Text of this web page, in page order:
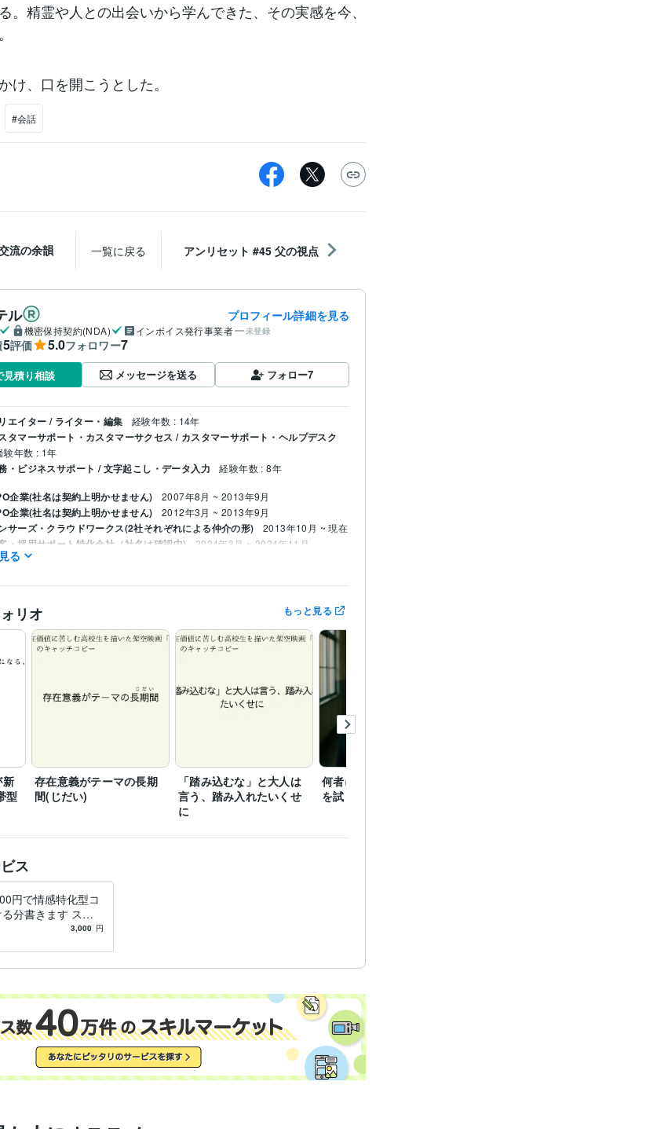
。精霊や人との出会いから学んできた、その実感を今、
け、口を開こうとした。
#会話
流の余韻 一覧に戻る アンリセット #45 父の視点
ル プロフィール詳細を見る
機密保持契約(NDA) インボイス発行事業者 未登録
5評価 5.0フォロワー7
見積り相談 メッセージを送る フォロー7
エイター / ライター・編集 経験年数 : 14年
タマーサポート・カスタマーサクセス / カスタマーサポート・ヘルプデスク
験年数 : 1年
・ビジネスサポート / 文字起こし・データ入力 経験年数 : 8年
企業(社名は契約上明かせません) 2007年8月 ~ 2013年9月
企業(社名は契約上明かせません) 2012年3月 ~ 2013年9月
サーズ・クラウドワークス(2社それぞれによる仲介の形) 2013年10月 ~ 現在
・採用サポート特化会社（社名は確認中) 2024年3月 ~ 2024年11月
ートフォン向けアプリ運営(社名は契約上明かせません)
は確認中) 2021年12月 ~ 2022年12月
ドキュメント:5年
翻訳:0年 Google翻訳:5年
る
リオ もっと見る
新
型
存在意義がテーマの長期
間(じだい)
「踏み込むな」と大人は
言う、踏み入れたいくせ
に
何者になれるか私の印象
を試したい
ス
円で情感特化型コ
分書きます スロ
どコピーに近いもの
3,000 円